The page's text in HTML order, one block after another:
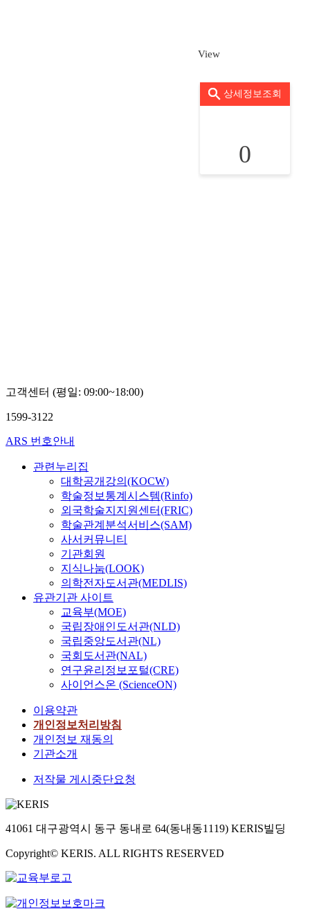
View
상세정보조회
0
고객센터 (평일: 09:00~18:00)
1599-3122
ARS 번호안내
관련누리집
대학공개강의(KOCW)
학술정보통계시스템(Rinfo)
외국학술지지원센터(FRIC)
학술관계분석서비스(SAM)
사서커뮤니티
기관회원
지식나눔(LOOK)
의학전자도서관(MEDLIS)
유관기관 사이트
교육부(MOE)
국립장애인도서관(NLD)
국립중앙도서관(NL)
국회도서관(NAL)
연구윤리정보포털(CRE)
사이언스온 (ScienceON)
이용약관
개인정보처리방침
개인정보 재동의
기관소개
저작물 게시중단요청
41061 대구광역시 동구 동내로 64(동내동1119) KERIS빌딩
Copyright© KERIS. ALL RIGHTS RESERVED